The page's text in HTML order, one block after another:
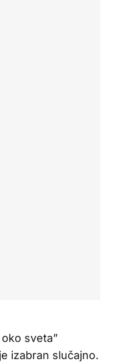
sveta”
izabran slučajno.